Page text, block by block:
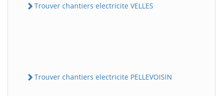
Trouver chantiers electricite VELLES
Trouver chantiers electricite PELLEVOISIN